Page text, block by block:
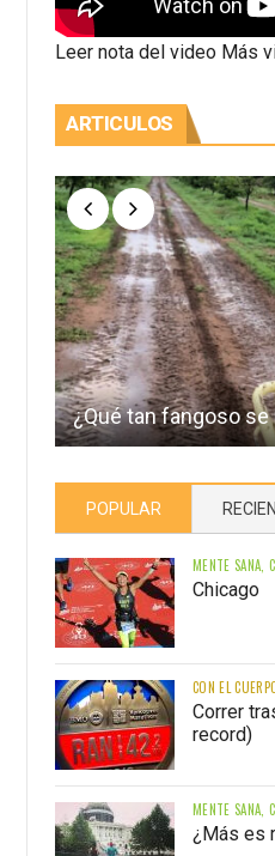
Leer nota del video Más
ARTICULOS
¿Qué tan fangoso
POPULAR
MENTE SANA,
Chicago
CON EL
Correr
record)
MENTE SANA,
¿Más es